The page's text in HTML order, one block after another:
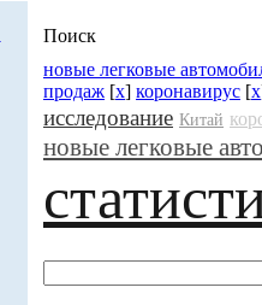
Поиск
новые легковые
продаж [x] коронавирус [x
исследование Китай
новые легковые